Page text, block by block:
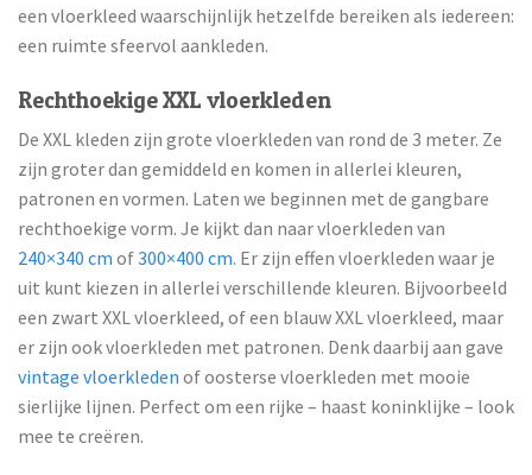
een vloerkleed waarschijnlijk hetzelfde bereiken als iedereen:
een ruimte sfeervol aankleden.
Rechthoekige XXL vloerkleden
De XXL kleden zijn grote vloerkleden van rond de 3 meter. Ze
zijn groter dan gemiddeld en komen in allerlei kleuren,
patronen en vormen. Laten we beginnen met de gangbare
rechthoekige vorm. Je kijkt dan naar vloerkleden van
240×340 cm of300×400 cm. Er zijn effen vloerkleden waar je
uit kunt kiezen in allerlei verschillende kleuren. Bijvoorbeeld
een zwart XXL vloerkleed, of een blauw XXL vloerkleed, maar
er zijn ook vloerkleden met patronen. Denk daarbij aan gave
vintage vloerkleden of oosterse vloerkleden met mooie
sierlijke lijnen. Perfect om een rijke – haast koninklijke – look
mee te creëren.